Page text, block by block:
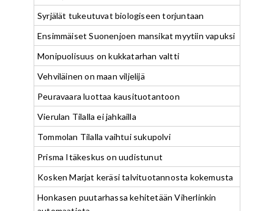
Syrjälät tukeutuvat biologiseen torjuntaan
Ensimmäiset Suonenjoen mansikat myytiin vapuksi
Monipuolisuus on kukkatarhan valtti
Vehviläinen on maan viljelijä
Peuravaara luottaa kausituotantoon
Vierulan Tilalla ei jahkailla
Tommolan Tilalla vaihtui sukupolvi
Prisma Itäkeskus on uudistunut
Kosken Marjat keräsi talvituotannosta kokemusta
Honkasen puutarhassa kehitetään Viherlinkin